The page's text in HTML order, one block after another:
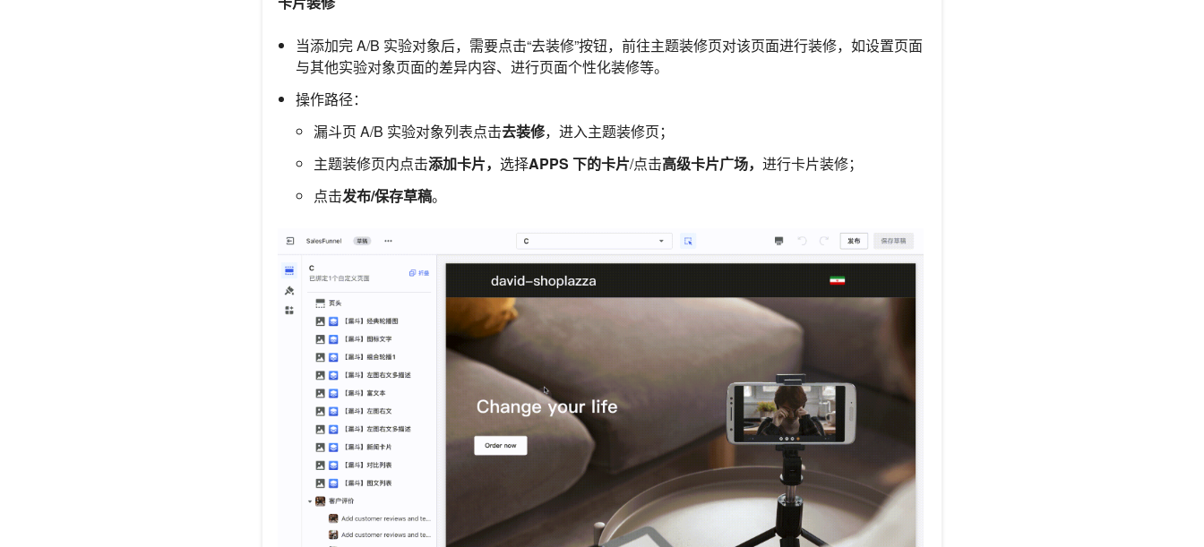
当添加完 A/B 实验对象后，需要点击“去装修”按钮，前往主题装修页对该页面进行装修，如设置页面
与其他实验对象页面的差异内容、进行页面个性化装修等。
操作路径：
漏斗页 A/B 实验对象列表点击去装修，进入主题装修页；
主题装修页内点击添加卡片， 选择APPS 下的卡片/点击高级卡片广场， 进行卡片装修；
点击发布/保存草稿。